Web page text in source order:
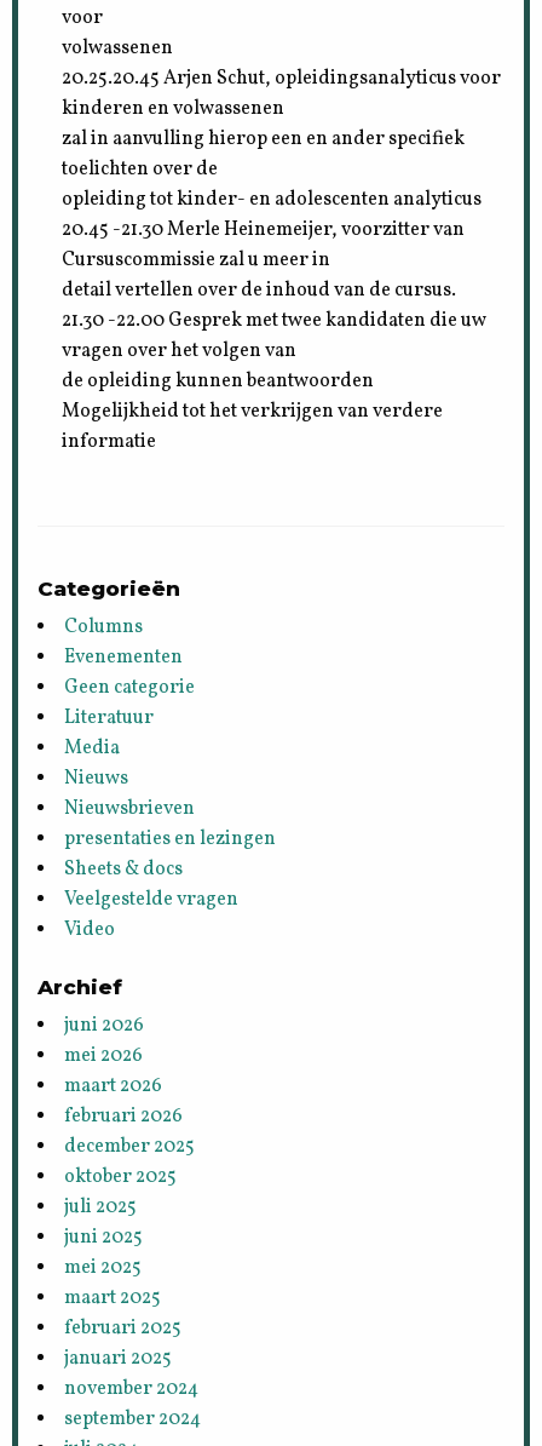
voor
volwassenen
20.25.20.45 Arjen Schut, opleidingsanalyticus voor
kinderen en volwassenen
zal in aanvulling hierop een en ander specifiek
toelichten over de
opleiding tot kinder- en adolescenten analyticus
20.45 -21.30 Merle Heinemeijer, voorzitter van
Cursuscommissie zal u meer in
detail vertellen over de inhoud van de cursus.
21.30 -22.00 Gesprek met twee kandidaten die uw
vragen over het volgen van
de opleiding kunnen beantwoorden
Mogelijkheid tot het verkrijgen van verdere
informatie
Categorieën
Columns
Evenementen
Geen categorie
Literatuur
Media
Nieuws
Nieuwsbrieven
presentaties en lezingen
Sheets & docs
Veelgestelde vragen
Video
Archief
juni 2026
mei 2026
maart 2026
februari 2026
december 2025
oktober 2025
juli 2025
juni 2025
mei 2025
maart 2025
februari 2025
januari 2025
november 2024
september 2024